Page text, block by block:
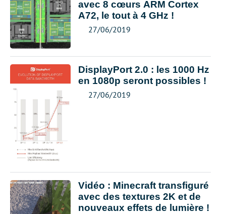
avec 8 cœurs ARM Cortex
A72, le tout à 4 GHz !
27/06/2019
DisplayPort 2.0 : les 1000 Hz
en 1080p seront possibles !
27/06/2019
Vidéo : Minecraft transfiguré
avec des textures 2K et de
nouveaux effets de lumière !